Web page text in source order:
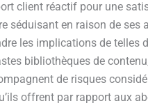
client réactif pour une
séduisant en raison de
les implications de
bibliothèques de
de risques
offrent par rapport aux